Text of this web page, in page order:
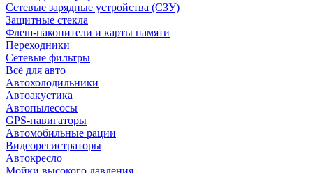
Сетевые зарядные устройства (СЗУ)
Защитные стекла
Флеш-накопители и карты памяти
Переходники
Сетевые фильтры
Всё для авто
Автохолодильники
Автоакустика
Автопылесосы
GPS-навигаторы
Автомобильные рации
Видеорегистраторы
Автокресло
Мойки высокого давления